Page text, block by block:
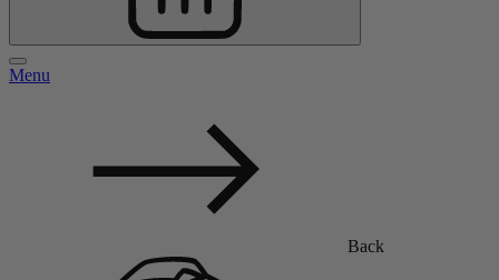
Menu
Back